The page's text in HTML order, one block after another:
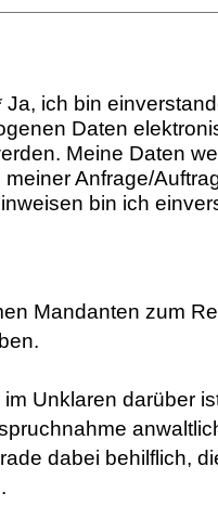
Ja, ich bin
Daten
Meine Daten
Anfrage/
bin ich
Mandanten zum
Unklaren darüber
dabei behilflich,